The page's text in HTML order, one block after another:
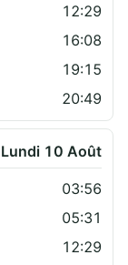
12:29
16:08
19:15
20:49
Lundi 10 Août
03:56
05:31
12:29